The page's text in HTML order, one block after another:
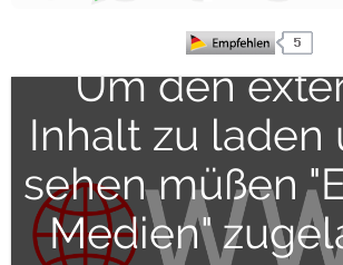
Um den
Inhalt zu laden
sehen müßen
Medien"